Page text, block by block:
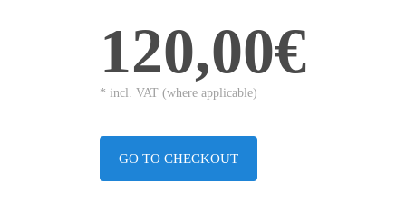
120,00€
* incl. VAT (where applicable)
GO TO CHECKOUT